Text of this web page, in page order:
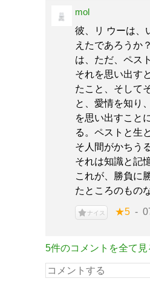
mol
彼、リ ウーは、
えたであろうか
は、ただ、ペス
それを思い出す
たこと、そして
と、愛情を知り
を思い出すこと
る。ペストと生
そ人間がかちう
それは知識と記
これが、勝負に
たところのもの
ナイス ★5
5件のコメントを全て見